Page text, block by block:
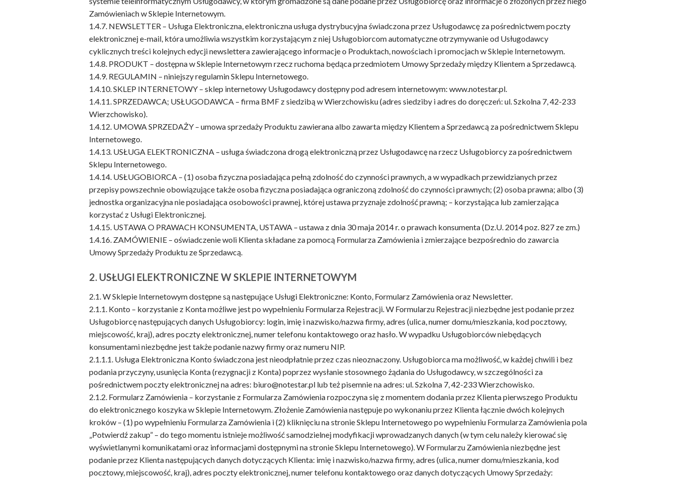
Zamówieniach w Sklepie Internetowym.
1.4.7. NEWSLETTER – Usługa Elektroniczna, elektroniczna usługa dystrybucyjna świadczona przez Usługodawcę za pośrednictwem poczty
elektronicznej e-mail, która umożliwia wszystkim korzystającym z niej Usługobiorcom automatyczne otrzymywanie od Usługodawcy
cyklicznych treści kolejnych edycji newslettera zawierającego informacje o Produktach, nowościach i promocjach w Sklepie Internetowym.
1.4.8. PRODUKT – dostępna w Sklepie Internetowym rzecz ruchoma będąca przedmiotem Umowy Sprzedaży między Klientem a Sprzedawcą.
1.4.9. REGULAMIN – niniejszy regulamin Sklepu Internetowego.
1.4.10. SKLEP INTERNETOWY – sklep internetowy Usługodawcy dostępny pod adresem internetowym: www.notestar.pl.
1.4.11. SPRZEDAWCA; USŁUGODAWCA – firma BMF z siedzibą w Wierzchowisku (adres siedziby i adres do doręczeń: ul. Szkolna 7, 42-233
Wierzchowisko).
1.4.12. UMOWA SPRZEDAŻY – umowa sprzedaży Produktu zawierana albo zawarta między Klientem a Sprzedawcą za pośrednictwem Sklepu
Internetowego.
1.4.13. USŁUGA ELEKTRONICZNA – usługa świadczona drogą elektroniczną przez Usługodawcę na rzecz Usługobiorcy za pośrednictwem
Sklepu Internetowego.
1.4.14. USŁUGOBIORCA – (1) osoba fizyczna posiadająca pełną zdolność do czynności prawnych, a w wypadkach przewidzianych przez
przepisy powszechnie obowiązujące także osoba fizyczna posiadająca ograniczoną zdolność do czynności prawnych; (2) osoba prawna; albo (3)
jednostka organizacyjna nie posiadająca osobowości prawnej, której ustawa przyznaje zdolność prawną; – korzystająca lub zamierzająca
korzystać z Usługi Elektronicznej.
1.4.15. USTAWA O PRAWACH KONSUMENTA, USTAWA – ustawa z dnia 30 maja 2014 r. o prawach konsumenta (Dz.U. 2014 poz. 827 ze zm.)
1.4.16. ZAMÓWIENIE – oświadczenie woli Klienta składane za pomocą Formularza Zamówienia i zmierzające bezpośrednio do zawarcia
Umowy Sprzedaży Produktu ze Sprzedawcą.
2. USŁUGI ELEKTRONICZNE W SKLEPIE INTERNETOWYM
2.1. W Sklepie Internetowym dostępne są następujące Usługi Elektroniczne: Konto, Formularz Zamówienia oraz Newsletter.
2.1.1. Konto – korzystanie z Konta możliwe jest po wypełnieniu Formularza Rejestracji. W Formularzu Rejestracji niezbędne jest podanie przez
Usługobiorcę następujących danych Usługobiorcy: login, imię i nazwisko/nazwa firmy, adres (ulica, numer domu/mieszkania, kod pocztowy,
miejscowość, kraj), adres poczty elektronicznej, numer telefonu kontaktowego oraz hasło. W wypadku Usługobiorców niebędących
konsumentami niezbędne jest także podanie nazwy firmy oraz numeru NIP.
2.1.1.1. Usługa Elektroniczna Konto świadczona jest nieodpłatnie przez czas nieoznaczony. Usługobiorca ma możliwość, w każdej chwili i bez
podania przyczyny, usunięcia Konta (rezygnacji z Konta) poprzez wysłanie stosownego żądania do Usługodawcy, w szczególności za
pośrednictwem poczty elektronicznej na adres: biuro@notestar.pl lub też pisemnie na adres: ul. Szkolna 7, 42-233 Wierzchowisko.
2.1.2. Formularz Zamówienia – korzystanie z Formularza Zamówienia rozpoczyna się z momentem dodania przez Klienta pierwszego Produktu
do elektronicznego koszyka w Sklepie Internetowym. Złożenie Zamówienia następuje po wykonaniu przez Klienta łącznie dwóch kolejnych
kroków – (1) po wypełnieniu Formularza Zamówienia i (2) kliknięciu na stronie Sklepu Internetowego po wypełnieniu Formularza Zamówienia pola
„Potwierdź zakup” – do tego momentu istnieje możliwość samodzielnej modyfikacji wprowadzanych danych (w tym celu należy kierować się
wyświetlanymi komunikatami oraz informacjami dostępnymi na stronie Sklepu Internetowego). W Formularzu Zamówienia niezbędne jest
podanie przez Klienta następujących danych dotyczących Klienta: imię i nazwisko/nazwa firmy, adres (ulica, numer domu/mieszkania, kod
pocztowy, miejscowość, kraj), adres poczty elektronicznej, numer telefonu kontaktowego oraz danych dotyczących Umowy Sprzedaży: